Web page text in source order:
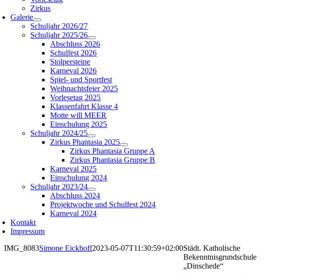
Zirkus
Galerie
Schuljahr 2026/27
Schuljahr 2025/26
Abschluss 2026
Schulfest 2026
Stolpersteine
Karneval 2026
Spiel- und Sportfest
Weihnachtsfeier 2025
Vorlesetag 2025
Klassenfahrt Klasse 4
Motte will MEER
Einschulung 2025
Schuljahr 2024/25
Zirkus Phantasia 2025
Zirkus Phantasia Gruppe A
Zirkus Phantasia Gruppe B
Karneval 2025
Einschulung 2024
Schuljahr 2023/24
Abschluss 2024
Projektwoche und Schulfest 2024
Karneval 2024
Kontakt
Impressum
IMG_8083Simone Eickhoff2023-05-07T11:30:59+02:00Städt. Katholische
Bekenntnisgrundschule
„Dinschede“